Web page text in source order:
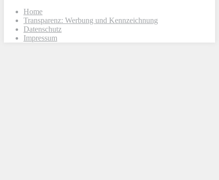
Home
Transparenz: Werbung und Kennzeichnung
Datenschutz
Impressum